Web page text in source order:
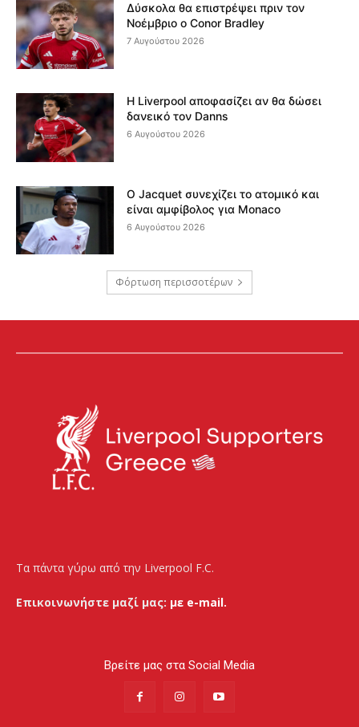
Δύσκολα θα επιστρέψει πριν τον
Νοέμβριο ο Conor Bradley
7 Αυγούστου 2026
Η Liverpool αποφασίζει αν θα δώσει
δανεικό τον Danns
6 Αυγούστου 2026
Ο Jacquet συνεχίζει το ατομικό και
είναι αμφίβολος για Monaco
6 Αυγούστου 2026
Φόρτωση περισσοτέρων
Τα πάντα γύρω από την Liverpool F.C.
Επικοινωνήστε μαζί μας: με e-mail.
Βρείτε μας στα Social Media